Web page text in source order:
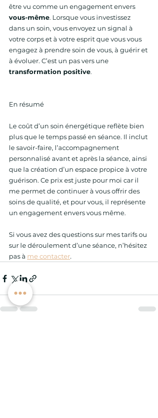
être vu comme un engagement envers
vous-même. Lorsque vous investissez
dans un soin, vous envoyez un signal à
votre corps et à votre esprit que vous vous
engagez à prendre soin de vous, à guérir et
à évoluer. C’est un pas vers une
transformation positive.
En résumé
Le coût d’un soin énergétique reflète bien
plus que le temps passé en séance. Il inclut
le savoir-faire, l’accompagnement
personnalisé avant et après la séance, ainsi
que la création d’un espace propice à votre
guérison. Ce prix est juste pour moi car il
me permet de continuer à vous offrir des
soins de qualité, et pour vous, il représente
un engagement envers vous même.
Si vous avez des questions sur mes tarifs ou
sur le déroulement d’une séance, n’hésitez
pas à me contacter.